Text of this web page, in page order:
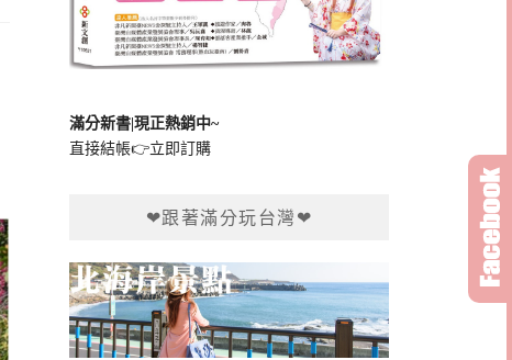
滿分新書|現正熱銷中~
直接結帳👉立即訂購
❤跟著滿分玩台灣❤